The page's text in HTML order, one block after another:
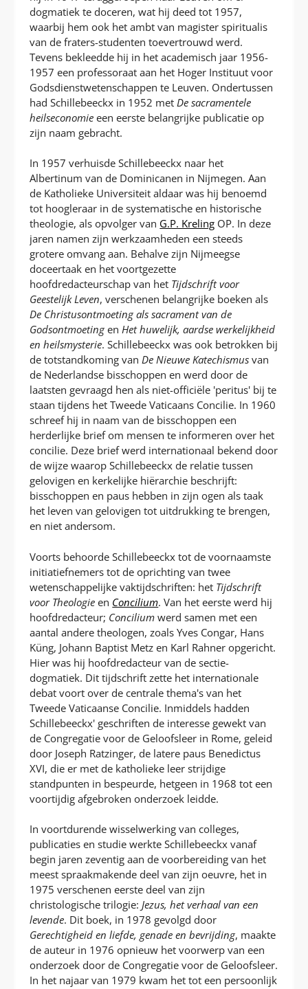
dogmatiek te doceren, wat hij deed tot 1957,
waarbij hem ook het ambt van magister spiritualis
van de fraters-studenten toevertrouwd werd.
Tevens bekleedde hij in het academisch jaar 1956-
1957 een professoraat aan het Hoger Instituut voor
Godsdienstwetenschappen te Leuven. Ondertussen
had Schillebeeckx in 1952 met De sacramentele
heilseconomie een eerste belangrijke publicatie op
zijn naam gebracht.
In 1957 verhuisde Schillebeeckx naar het
Albertinum van de Dominicanen in Nijmegen. Aan
de Katholieke Universiteit aldaar was hij benoemd
tot hoogleraar in de systematische en historische
theologie, als opvolger van G.P. Kreling OP. In deze
jaren namen zijn werkzaamheden een steeds
grotere omvang aan. Behalve zijn Nijmeegse
doceertaak en het voortgezette
hoofdredacteurschap van het Tijdschrift voor
Geestelijk Leven, verschenen belangrijke boeken als
De Christusontmoeting als sacrament van de
GodsontmoetingenHet huwelijk, aardse werkelijkheid
en heilsmysterie. Schillebeeckx was ook betrokken bij
de totstandkoming vanDe Nieuwe Katechismus van
de Nederlandse bisschoppen en werd door de
laatsten gevraagd hen als niet-officiële 'peritus' bij te
staan tijdens het Tweede Vaticaans Concilie. In 1960
schreef hij in naam van de bisschoppen een
herderlijke brief om mensen te informeren over het
concilie. Deze brief werd internationaal bekend door
de wijze waarop Schillebeeckx de relatie tussen
gelovigen en kerkelijke hiërarchie beschrijft:
bisschoppen en paus hebben in zijn ogen als taak
het leven van gelovigen tot uitdrukking te brengen,
en niet andersom.
Voorts behoorde Schillebeeckx tot de voornaamste
initiatiefnemers tot de oprichting van twee
wetenschappelijke vaktijdschriften: het Tijdschrift
voor Theologie en Concilium. Van het eerste werd hij
hoofdredacteur; Concilium werd samen met een
aantal andere theologen, zoals Yves Congar, Hans
Küng, Johann Baptist Metz en Karl Rahner opgericht.
Hier was hij hoofdredacteur van de sectie-
dogmatiek. Dit tijdschrift zette het internationale
debat voort over de centrale thema's van het
Tweede Vaticaanse Concilie. Inmiddels hadden
Schillebeeckx' geschriften de interesse gewekt van
de Congregatie voor de Geloofsleer in Rome, geleid
door Joseph Ratzinger, de latere paus Benedictus
XVI, die er met de katholieke leer strijdige
standpunten in bespeurde, hetgeen in 1968 tot een
voortijdig afgebroken onderzoek leidde.
In voortdurende wisselwerking van colleges,
publicaties en studie werkte Schillebeeckx vanaf
begin jaren zeventig aan de voorbereiding van het
meest spraakmakende deel van zijn oeuvre, het in
1975 verschenen eerste deel van zijn
christologische trilogie:Jezus, het verhaal van een
levende. Dit boek, in 1978 gevolgd door
Gerechtigheid en liefde, genade en bevrijding, maakte
de auteur in 1976 opnieuw het voorwerp van een
onderzoek door de Congregatie voor de Geloofsleer.
In het najaar van 1979 kwam het tot een persoonlijk